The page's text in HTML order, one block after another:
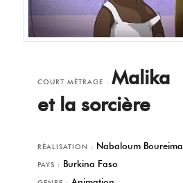
COURT MÉTRAGE :Malika
et la sorcière
RÉALISATION : Nabaloum Boureima
PAYS : Burkina Faso